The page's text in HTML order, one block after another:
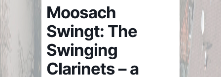
Moosach
Swingt: The
Swinging
Clarinets – a